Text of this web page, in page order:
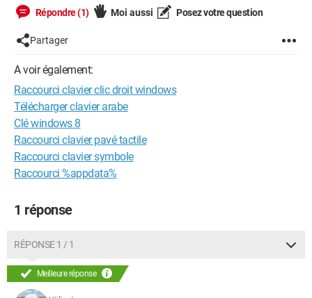
Répondre (1) Moi aussi Posez votre question
Partager
A voir également:
Raccourci clavier clic droit windows
Télécharger clavier arabe
Clé windows 8
Raccourci clavier pavé tactile
Raccourci clavier symbole
Raccourci %appdata%
1 réponse
RÉPONSE 1 / 1
Meilleure réponse